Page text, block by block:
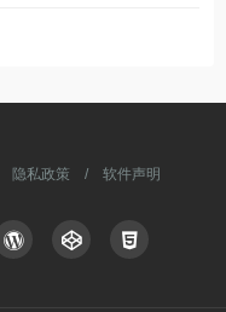
隐私政策 / 软件声明